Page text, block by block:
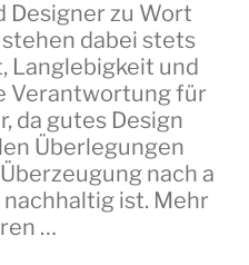
Designer zu Wort
dabei stets
Langlebigkeit und
Verantwortung für
da gutes Design
Überlegungen
nach a
ist. Mehr
…